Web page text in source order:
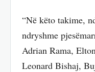
“Në këto takime,
ndryshme
Adrian Rama,
Leonard Bishaj,